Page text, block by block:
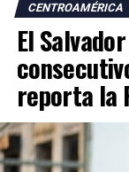
Las autoridades
reducción
delitos como las
Desde la llegada
junio de 2019,
tendencia
administración,
CENTROAMÉRICA
El
reporta la